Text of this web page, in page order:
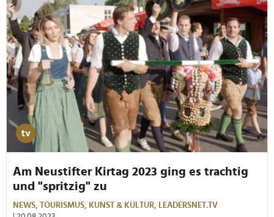
Am Neustifter Kirtag 2023 ging es trachtig
und "spritzig" zu
NEWS, TOURISMUS, KUNST & KULTUR, LEADERSNET.TV